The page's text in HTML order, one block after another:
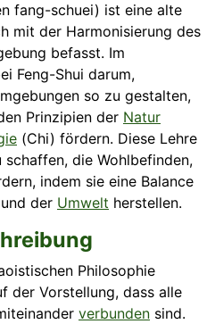
fang-schuei) ist eine alte
mit der Harmonisierung des
befasst. Im
Feng-Shui darum,
so zu gestalten,
Prinzipien der Natur
(Chi) fördern. Diese Lehre
die Wohlbefinden,
indem sie eine Balance
der Umwelt herstellen.
Philosophie
der Vorstellung, dass alle
verbunden sind.